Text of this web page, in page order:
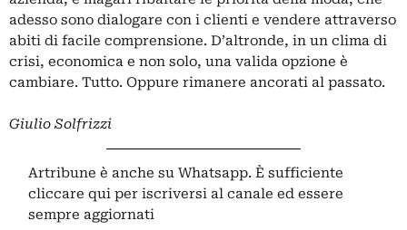
adesso sono dialogare con i clienti e vendere attraverso
abiti di facile comprensione. D’altronde, in un clima di
crisi, economica e non solo, una valida opzione è
cambiare. Tutto. Oppure rimanere ancorati al passato.
Giulio Solfrizzi
Artribune è anche su Whatsapp. È sufficiente
cliccare qui per iscriversi al canale ed essere
sempre aggiornati